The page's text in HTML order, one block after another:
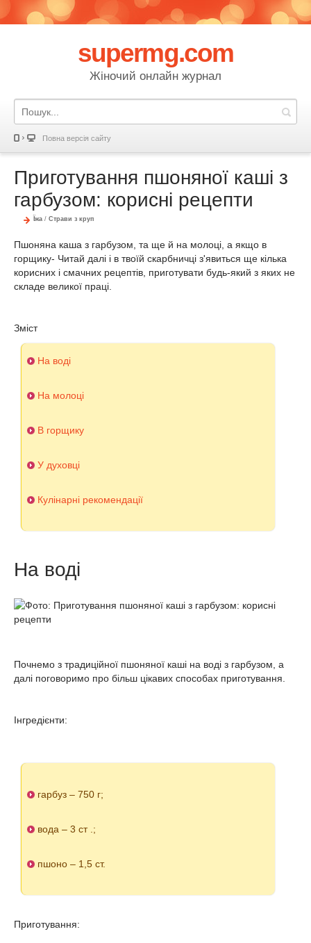
supermg.com
Жіночий онлайн журнал
Повна версія сайту
Приготування пшоняної каші з
гарбузом: корисні рецепти
Їжа / Страви з круп
Пшоняна каша з гарбузом, та ще й на молоці, а якщо в
горщику- Читай далі і в твоїй скарбничці з'явиться ще кілька
корисних і смачних рецептів, приготувати будь-який з яких не
складе великої праці.
Зміст
На воді
На молоці
В горщику
У духовці
Кулінарні рекомендації
На воді
Почнемо з традиційної пшоняної каші на воді з гарбузом, а
далі поговоримо про більш цікавих способах приготування.
Інгредієнти:
гарбуз – 750 г;
вода – 3 ст .;
пшоно – 1,5 ст.
Приготування: